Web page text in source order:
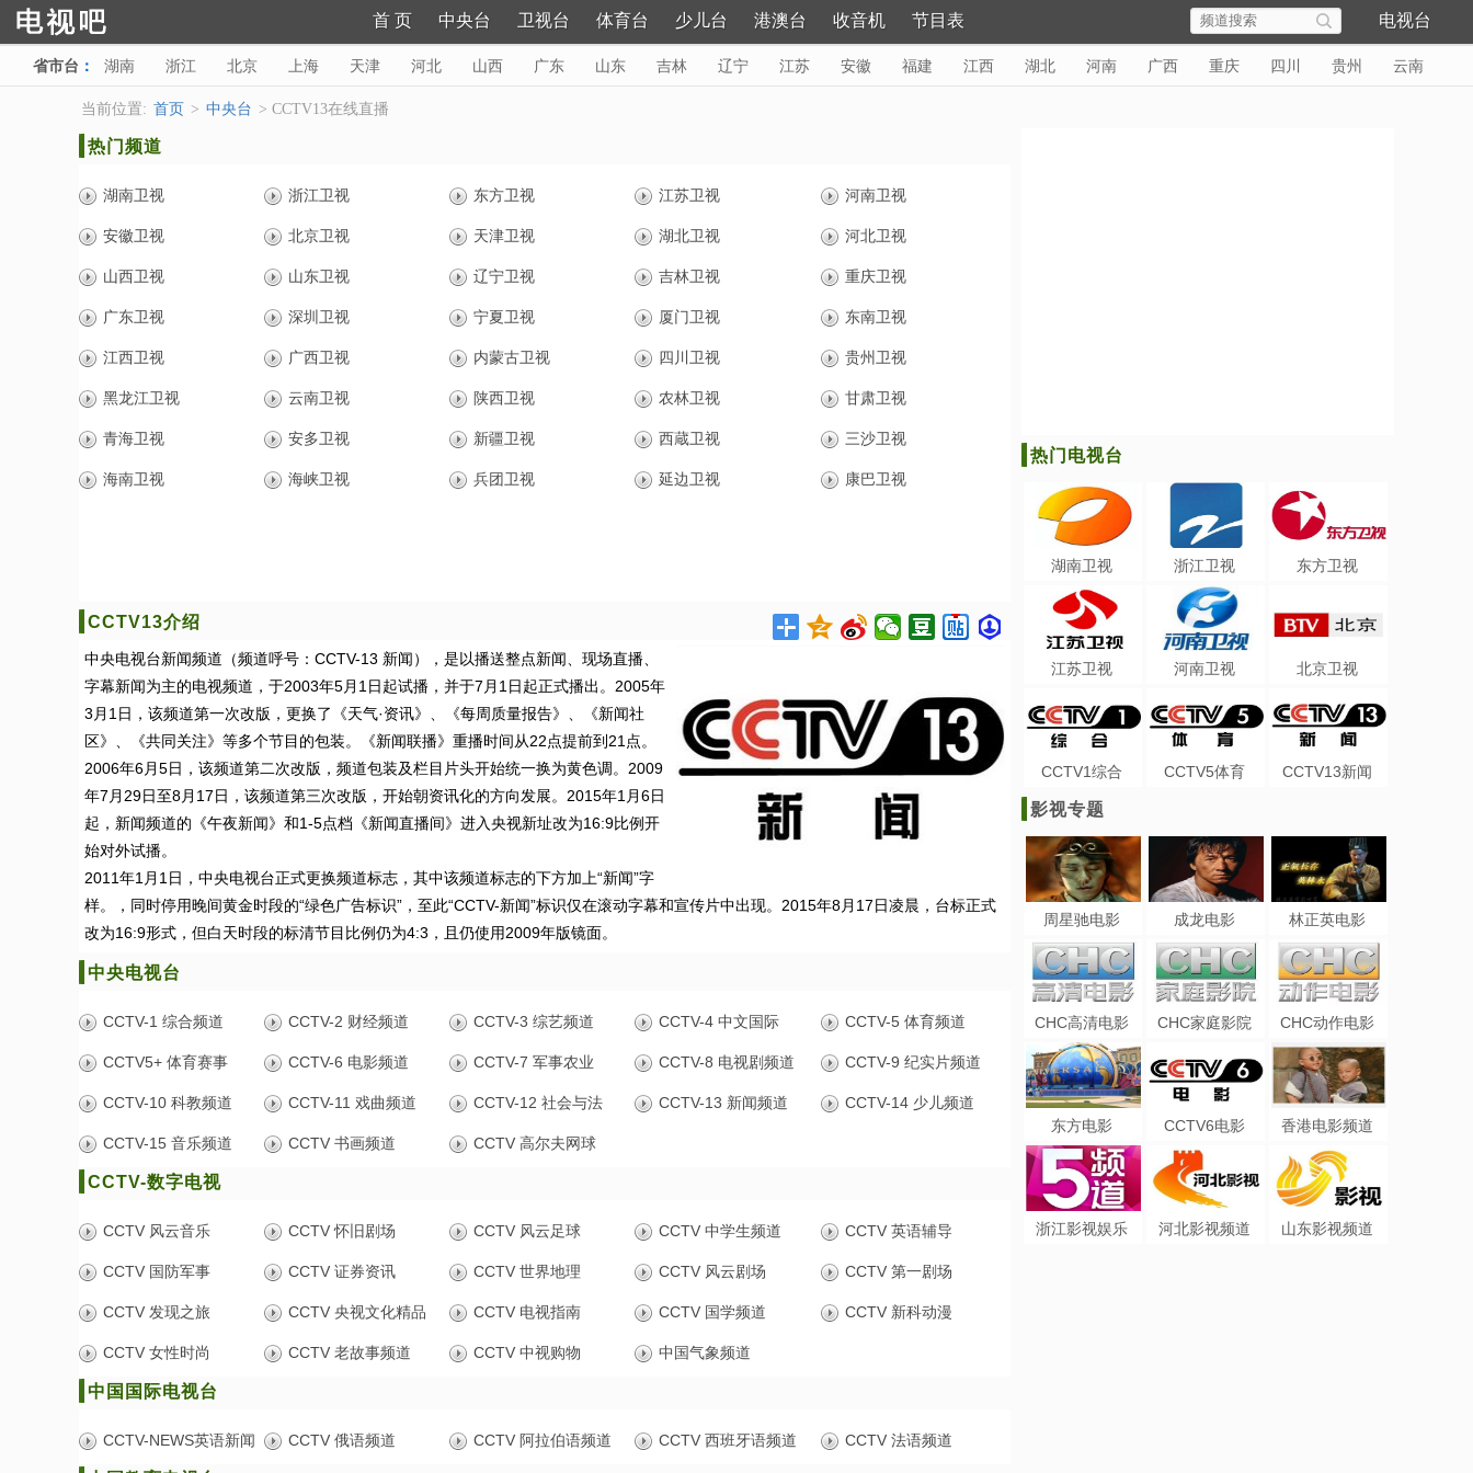
首 页 中央台 卫视台 体育台 少儿台 港澳台 收音机 节目表 电视台
省市台 ： 湖南 浙江 北京 上海 天津 河北 山西 广东 山东 吉林 辽宁 江苏 安徽 福建 江西 湖北 河南 广西 重庆 四川 贵州 云南
甘肃 青海 宁夏 新疆 海南
当前位置: 首页 > 中央台 > CCTV13在线直播
热门频道
湖南卫视 浙江卫视 东方卫视 江苏卫视 河南卫视
安徽卫视 北京卫视 天津卫视 湖北卫视 河北卫视
山西卫视 山东卫视 辽宁卫视 吉林卫视 重庆卫视
广东卫视 深圳卫视 宁夏卫视 厦门卫视 东南卫视
江西卫视 广西卫视 内蒙古卫视 四川卫视 贵州卫视
黑龙江卫视 云南卫视 陕西卫视 农林卫视 甘肃卫视
青海卫视 安多卫视 新疆卫视 西蔵卫视 三沙卫视
海南卫视 海峡卫视 兵团卫视 延边卫视 康巴卫视
CCTV13介绍
中央电视台新闻频道（频道呼号：CCTV-13 新闻），是以播送整点新闻、现场直播、
字幕新闻为主的电视频道，于2003年5月1日起试播，并于7月1日起正式播出。2005年
3月1日，该频道第一次改版，更换了《天气·资讯》、《每周质量报告》、《新闻社
区》、《共同关注》等多个节目的包装。《新闻联播》重播时间从22点提前到21点。
2006年6月5日，该频道第二次改版，频道包装及栏目片头开始统一换为黄色调。2009
年7月29日至8月17日，该频道第三次改版，开始朝资讯化的方向发展。2015年1月6日
起，新闻频道的《午夜新闻》和1-5点档《新闻直播间》进入央视新址改为16:9比例开
始对外试播。
2011年1月1日，中央电视台正式更换频道标志，其中该频道标志的下方加上“新闻”字
样。，同时停用晚间黄金时段的“绿色广告标识”，至此“CCTV-新闻”标识仅在滚动字幕和宣传片中出现。2015年8月17日凌晨，台标正式
改为16:9形式，但白天时段的标清节目比例仍为4:3，且仍使用2009年版镜面。
中央电视台
CCTV-1 综合频道 CCTV-2 财经频道 CCTV-3 综艺频道 CCTV-4 中文国际 CCTV-5 体育频道
CCTV5+ 体育赛事 CCTV-6 电影频道 CCTV-7 军事农业 CCTV-8 电视剧频道 CCTV-9 纪实片频道
CCTV-10 科教频道 CCTV-11 戏曲频道 CCTV-12 社会与法 CCTV-13 新闻频道 CCTV-14 少儿频道
CCTV-15 音乐频道 CCTV 书画频道 CCTV 高尔夫网球
CCTV-数字电视
CCTV 风云音乐 CCTV 怀旧剧场 CCTV 风云足球 CCTV 中学生频道 CCTV 英语辅导
CCTV 国防军事 CCTV 证券资讯 CCTV 世界地理 CCTV 风云剧场 CCTV 第一剧场
CCTV 发现之旅 CCTV 央视文化精品 CCTV 电视指南 CCTV 国学频道 CCTV 新科动漫
CCTV 女性时尚 CCTV 老故事频道 CCTV 中视购物 中国气象频道
中国国际电视台
CCTV-NEWS英语新闻 CCTV 俄语频道 CCTV 阿拉伯语频道 CCTV 西班牙语频道 CCTV 法语频道
热门电视台
湖南卫视 浙江卫视 东方卫视
江苏卫视 河南卫视 北京卫视
CCTV1综合 CCTV5体育 CCTV13新闻
影视专题
周星驰电影 成龙电影 林正英电影
CHC高清电影 CHC家庭影院 CHC动作电影
东方电影 CCTV6电影 香港电影频道
浙江影视娱乐 河北影视频道 山东影视频道